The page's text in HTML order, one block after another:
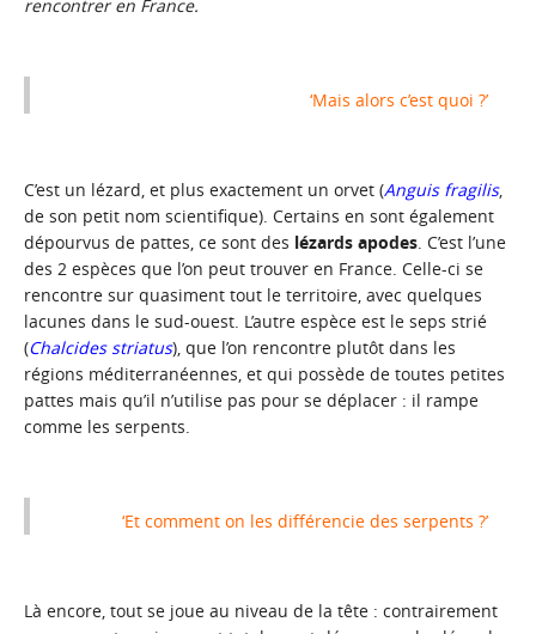
rencontrer en France.
‘Mais alors c’est quoi ?’
C’est un lézard, et plus exactement un orvet (Anguis fragilis,
de son petit nom scientifique). Certains en sont également
dépourvus de pattes, ce sont des lézards apodes. C’est l’une
des 2 espèces que l’on peut trouver en France. Celle-ci se
rencontre sur quasiment tout le territoire, avec quelques
lacunes dans le sud-ouest. L’autre espèce est le seps strié
(Chalcides striatus), que l’on rencontre plutôt dans les
régions méditerranéennes, et qui possède de toutes petites
pattes mais qu’il n’utilise pas pour se déplacer : il rampe
comme les serpents.
‘Et comment on les différencie des serpents ?’
Là encore, tout se joue au niveau de la tête : contrairement